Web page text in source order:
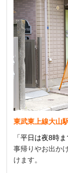
東武東上線大山
「平日は夜8時
事帰りやお出か
けます。